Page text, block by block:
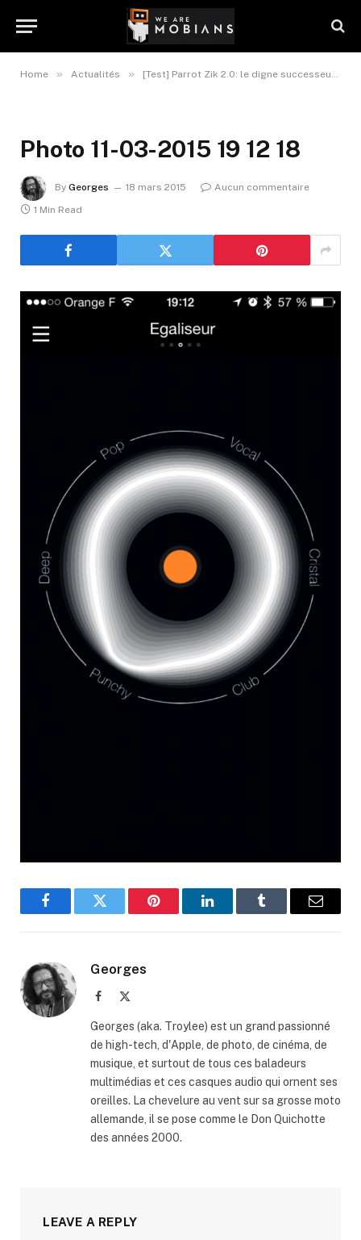
Home » Actualités » [Test] Parrot Zik 2.0: le digne successeur.
Photo 11-03-2015 19 12 18
By Georges 18 mars 2015
Aucun commentaire
1 Min Read
FacebookTwitter Pinterest LinkedInTumblr Email
Georges
Facebook
Georges (aka. Troylee) est un grand passionné
de high-tech, d'Apple, de photo, de cinéma, de
musique, et surtout de tous ces baladeurs
multimédias et ces casques audio qui ornent ses
oreilles. La chevelure au vent sur sa grosse moto
allemande, il se pose comme le Don Quichotte
des années 2000.
LEAVE A REPLY